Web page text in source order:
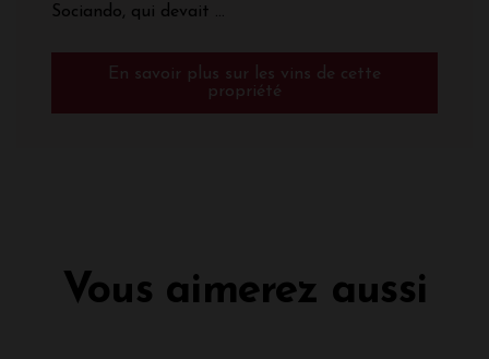
Sociando, qui devait ...
En savoir plus sur les vins de cette
propriété
Vous aimerez aussi